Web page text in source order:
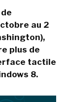
au 2
plus de
tactile
8.